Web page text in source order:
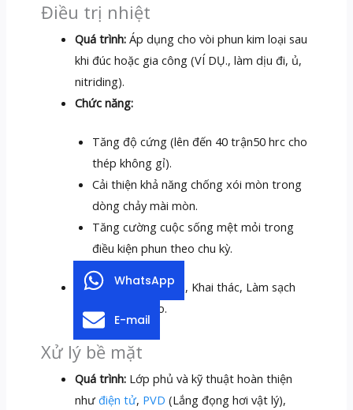
Điều trị nhiệt
Quá trình: Áp dụng cho vòi phun kim loại sau
khi đúc hoặc gia công (VÍ DỤ., làm dịu đi, ủ,
nitriding).
Chức năng:
Tăng độ cứng (lên đến 40 trận50 hrc cho
thép không gỉ).
Cải thiện khả năng chống xói mòn trong
dòng chảy mài mòn.
Tăng cường cuộc sống mệt mỏi trong
điều kiện phun theo chu kỳ.
Ứng dụng:Luyện kim, Khai thác, Làm sạch
phun vận tốc cao.
Xử lý bề mặt
Quá trình: Lớp phủ và kỹ thuật hoàn thiện
nhưđiện tử, PVD (Lắng đọng hơi vật lý),
WhatsApp
E-mail